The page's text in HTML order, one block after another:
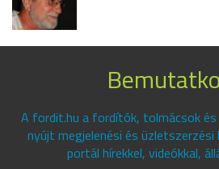
A fordit.hu a fordítók, tolmácsok
nyújt megjelenési és
portál hírekkel, videókkal,